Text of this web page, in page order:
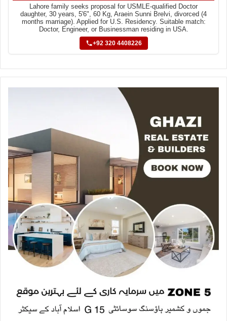
Lahore family seeks proposal for USMLE-qualified Doctor
daughter, 30 years, 5'6", 60 Kg, Araein Sunni Brelvi, divorced (4
months marriage). Applied for U.S. Residency. Suitable match:
Doctor, Engineer, or Businessman residing in USA.
+92 320 4408226